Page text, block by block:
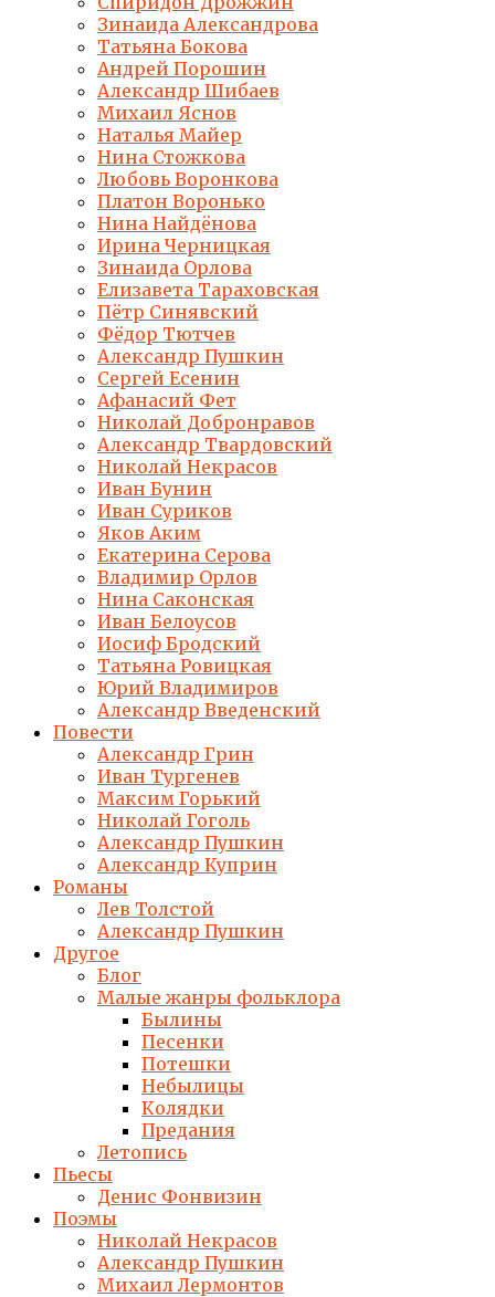
Зинаида Александрова
Татьяна Бокова
Андрей Порошин
Александр Шибаев
Михаил Яснов
Наталья Майер
Нина Стожкова
Любовь Воронкова
Платон Воронько
Нина Найдёнова
Ирина Черницкая
Зинаида Орлова
Елизавета Тараховская
Пётр Синявский
Фёдор Тютчев
Александр Пушкин
Сергей Есенин
Афанасий Фет
Николай Добронравов
Александр Твардовский
Николай Некрасов
Иван Бунин
Иван Суриков
Яков Аким
Екатерина Серова
Владимир Орлов
Нина Саконская
Иван Белоусов
Иосиф Бродский
Татьяна Ровицкая
Юрий Владимиров
Александр Введенский
Повести
Александр Грин
Иван Тургенев
Максим Горький
Николай Гоголь
Александр Пушкин
Александр Куприн
Романы
Лев Толстой
Александр Пушкин
Другое
Блог
Малые жанры фольклора
Былины
Песенки
Потешки
Небылицы
Колядки
Предания
Летопись
Пьесы
Денис Фонвизин
Поэмы
Николай Некрасов
Александр Пушкин
Михаил Лермонтов